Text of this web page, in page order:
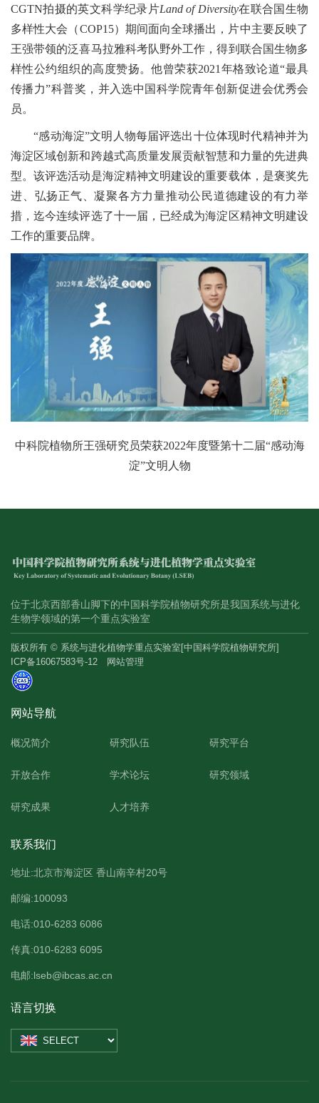
CGTN拍摄的英文科学纪录片Land of Diversity在联合国生物
多样性大会（COP15）期间面向全球播出，片中主要反映了
王强带领的泛喜马拉雅科考队野外工作，得到联合国生物多
样性公约组织的高度赞扬。他曾荣获2021年格致论道“最具
传播力”科普奖，并入选中国科学院青年创新促进会优秀会
员。
“感动海淀”文明人物每届评选出十位体现时代精神并为
海淀区域创新和跨越式高质量发展贡献智慧和力量的先进典
型。该评选活动是海淀精神文明建设的重要载体，是褒奖先
进、弘扬正气、凝聚各方力量推动公民道德建设的有力举
措，迄今连续评选了十一届，已经成为海淀区精神文明建设
工作的重要品牌。
中科院植物所王强研究员荣获2022年度暨第十二届“感动海
淀”文明人物
位于北京西部香山脚下的中国科学院植物研究所是我国系统与进化
生物学领域的第一个重点实验室
版权所有 © 系统与进化植物学重点实验室[中国科学院植物研究所]
ICP备16067583号-12
网站管理
网站导航
概况简介 研究队伍 研究平台
开放合作 学术论坛 研究领域
研究成果 人才培养
联系我们
地址:北京市海淀区 香山南辛村20号
邮编:100093
电话:010-6283 6086
传真:010-6283 6095
电邮:lseb@ibcas.ac.cn
语言切换